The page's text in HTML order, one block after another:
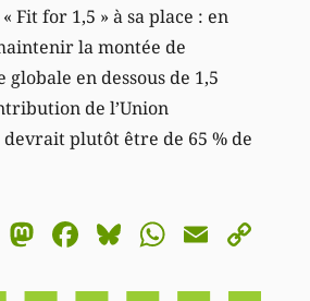
Fit for 1,5 » à sa place : en
la montée de
en dessous de 1,5
de l’Union
plutôt être de 65 % de
Mastodon
Facebook
BlueskyEmail